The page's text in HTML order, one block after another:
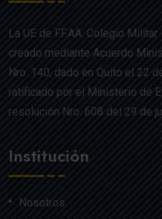
La UE de FF.AA. Colegio Militar
creado mediante Acuerdo
Nro. 140, dado en Quito el 22
ratificado por el Ministerio de
resolución Nro. 608 del 29 de
Institución
Nosotros